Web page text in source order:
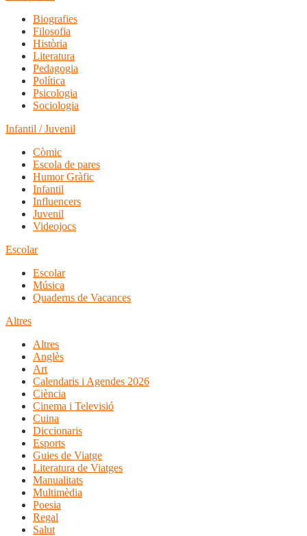
Biografies
Filosofia
Història
Literatura
Pedagogia
Política
Psicologia
Sociologia
Infantil / Juvenil
Còmic
Escola de pares
Humor Gràfic
Infantil
Influencers
Juvenil
Videojocs
Escolar
Escolar
Música
Quaderns de Vacances
Altres
Altres
Anglès
Art
Calendaris i Agendes 2026
Ciència
Cinema i Televisió
Cuina
Diccionaris
Esports
Guies de Viatge
Literatura de Viatges
Manualitats
Multimèdia
Poesia
Regal
Salut